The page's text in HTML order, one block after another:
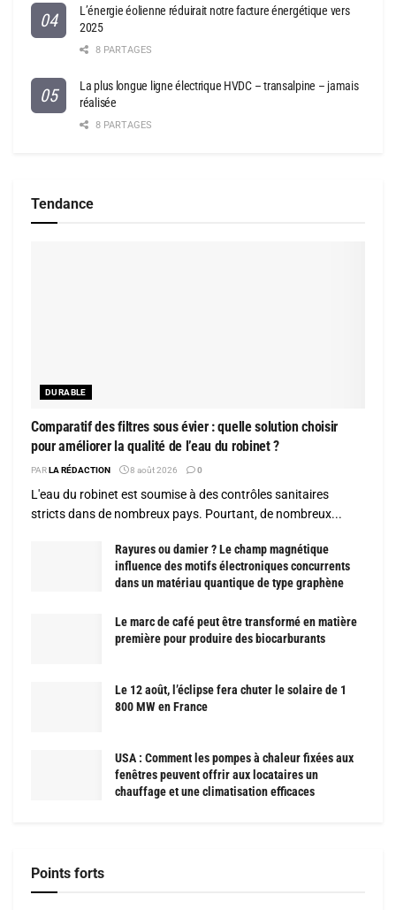
L’énergie éolienne réduirait notre facture énergétique vers
2025
8 PARTAGES
La plus longue ligne électrique HVDC – transalpine – jamais
réalisée
8 PARTAGES
Tendance
DURABLE
Comparatif des filtres sous évier : quelle solution choisir
pour améliorer la qualité de l’eau du robinet ?
PARLA RÉDACTION 8 août 2026 0
L'eau du robinet est soumise à des contrôles sanitaires
stricts dans de nombreux pays. Pourtant, de nombreux...
Rayures ou damier ? Le champ magnétique
influence des motifs électroniques concurrents
dans un matériau quantique de type graphène
Le marc de café peut être transformé en matière
première pour produire des biocarburants
Le 12 août, l’éclipse fera chuter le solaire de 1
800 MW en France
USA : Comment les pompes à chaleur fixées aux
fenêtres peuvent offrir aux locataires un
chauffage et une climatisation efficaces
Points forts